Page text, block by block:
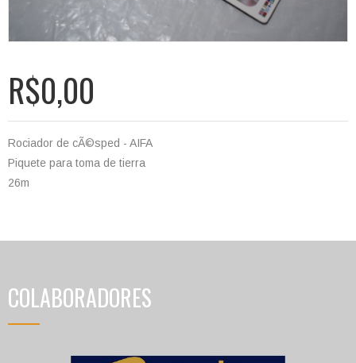
R$0,00
Rociador de cÃ©sped - AIFA
Piquete para toma de tierra
26m
COLABORADORES